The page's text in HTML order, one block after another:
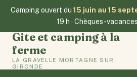
Camping ouvert du 15 juin au 15
19 h · Chèques-
Gite et camping à la
ferme
LA GRAVELLE MORTAGNE SUR
GIRONDE